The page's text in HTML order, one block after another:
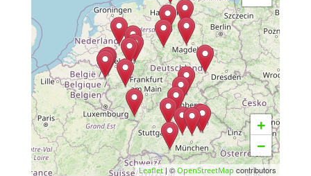
+
−
Leaflet| ©OpenStreetMap contributors